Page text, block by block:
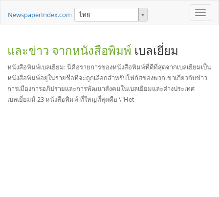
Toggle
NewspaperIndex.com ไทย
และข่าว จากหนังสือพิมพ์ เบลเยี่ยม
หนังสือพิมพ์เบลเยียม: นี่คือรายการของหนังสือพิมพ์ที่ดีที่สุดจากเบลเยียมเป็น
หนังสือพิมพ์อยู่ในรายชื่อที่จะถูกเลือกสำหรับโฟกัสของพวกเขาเกี่ยวกับข่าว
การเมืองการอภิปรายและการพัฒนาสังคมในเบลเยียมและต่างประเทศ
เบลเยี่ยมมี 23 หนังสือพิมพ์ ที่ใหญ่ที่สุดคือ \"Het